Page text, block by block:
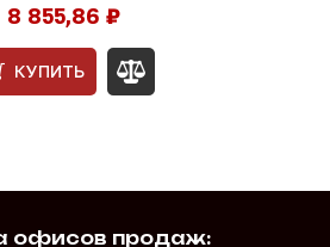
8 855,86 ₽
КУПИТЬ
офисов продаж: